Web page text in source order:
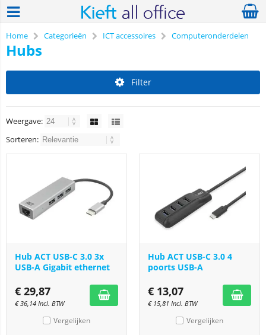
Home Categorieën ICT accessoires Computeronderdelen
Hubs
Filter
Weergave:
Sorteren:
Hub ACT USB-C 3.0 3x
USB-A Gigabit ethernet
€ 29,87
€36,14 Incl. BTW
Vergelijken
Hub ACT USB-C 3.0 4
poorts USB-A
€ 13,07
€ 15,81 Incl. BTW
Vergelijken